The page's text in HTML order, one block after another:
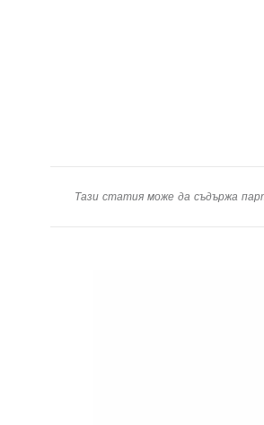
Тази статия може да съдържа